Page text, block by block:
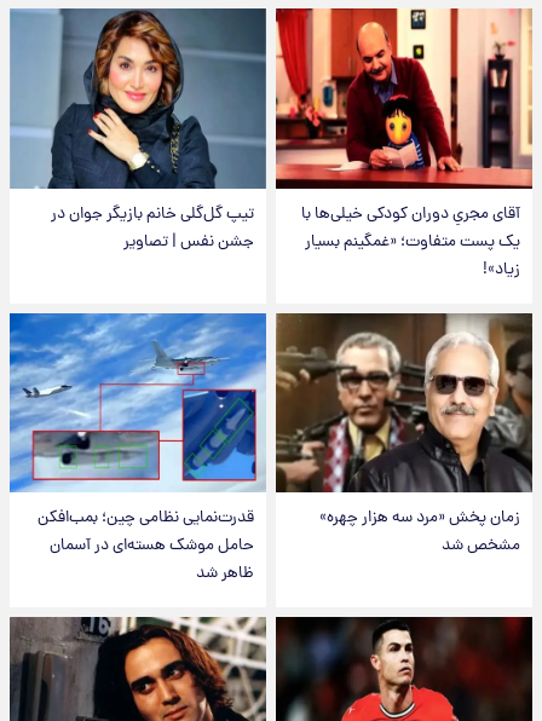
آقای مجریِ دوران کودکی خیلی‌ها با
یک پست متفاوت؛ «غمگینم بسیار
زیاد»!
تیپ گل‌گلی خانم بازیگر جوان در
جشن نفس | تصاویر
زمان پخش «مرد سه هزار چهره»
مشخص شد
قدرت‌نمایی نظامی چین؛ بمب‌افکن
حامل موشک هسته‌ای در آسمان
ظاهر شد